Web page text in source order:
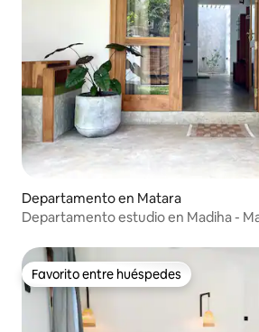
Departamento en Matara
Departamento estudio en Madiha -
Favorito entre huéspedes
Favorito entre huéspedes